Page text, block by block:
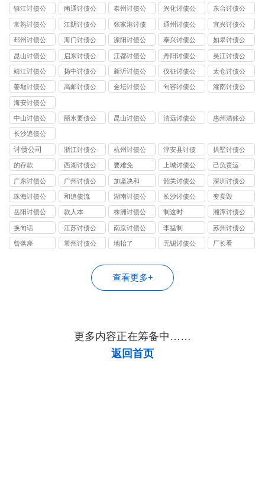
司
公司
司
司
司
镇江讨债公
司
南通讨债公
司
泰州讨债公
司
兴化讨债公
司
东台讨债公
司
常熟讨债公
司
江阴讨债公
司
张家港讨债
公司
通州讨债公
司
宜兴讨债公
司
邳州讨债公
司
海门讨债公
司
溧阳讨债公
司
泰兴讨债公
司
如皋讨债公
司
昆山讨债公
司
启东讨债公
司
江都讨债公
司
丹阳讨债公
司
吴江讨债公
司
靖江讨债公
司
扬中讨债公
司
新沂讨债公
司
仪征讨债公
司
太仓讨债公
司
姜堰讨债公
司
高邮讨债公
金坛讨债公
句容讨债公
灌南讨债公
海安讨债公
司
中山讨债公
司
丽水要债公
昆山讨债公
清远讨债公
惠州清账公
长沙追债公
司
讨债公司
浙江讨债公
司
杭州讨债公
司
淳安县讨债
拱墅讨债公
司
的存款
西湖讨债公
司
要难免
上城讨债公
司
己负责运
广东讨债公
司
广州讨债公
司
加坚决和
韶关讨债公
司
深圳讨债公
司
珠海讨债公
司
和追债流
湖南讨债公
司
长沙讨债公
司
变卖毁
岳阳讨债公
司
款人本
株洲讨债公
司
制这时
湘潭讨债公
司
换句话
江苏讨债公
司
南京讨债公
司
李猛制
苏州讨债公
司
曾落座
常州讨债公
地抬了
无锡讨债公
厂长看
查看更多+
更多内容正在筹备中……
返回首页